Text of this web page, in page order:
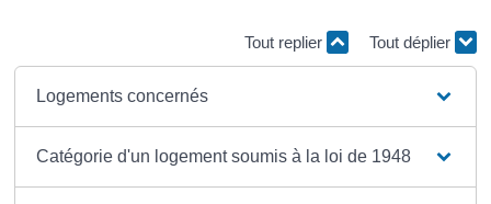
Tout replier Tout déplier
Logements concernés
Catégorie d'un logement soumis à la loi de 1948